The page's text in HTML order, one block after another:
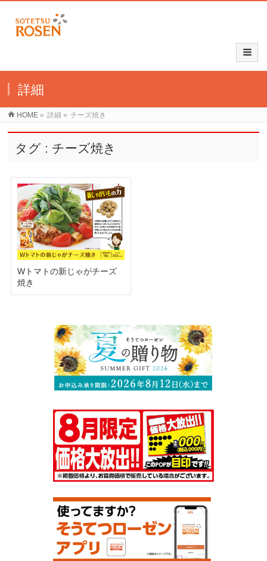
詳細
HOME » 詳細 » チーズ焼き
タグ : チーズ焼き
Wトマトの新じゃがチーズ
焼き